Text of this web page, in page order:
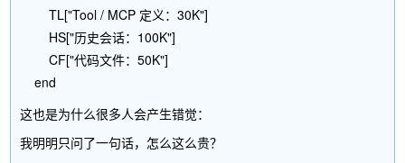
        TL["Tool / MCP 定义：30K"]
        CF["代码文件：50K"]
这也是为什么很多人会产生错觉：